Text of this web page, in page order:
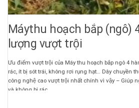
Máythu hoạch bắp (ngô)
lượng vượt trội
Ưu điểm vượt trội của Máy thu hoạch bắp ngô 4
rác, ít bị sót trái, không rơi rụng hạt… Dây chuyền
công nghệ cao vượt trội nhất chính vì vậy – Giúp
và không bị rác, ...